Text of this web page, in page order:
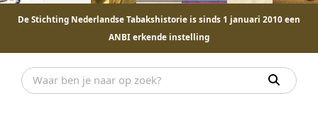
De Stichting Nederlandse Tabakshistorie is sinds 1 januari 2010 een
ANBI erkende instelling